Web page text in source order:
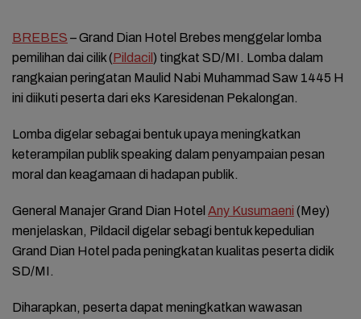
BREBES – Grand Dian Hotel Brebes menggelar lomba
pemilihan dai cilik (Pildacil ) tingkat SD/MI. Lomba dalam
rangkaian peringatan Maulid Nabi Muhammad Saw 1445 H
ini diikuti peserta dari eks Karesidenan Pekalongan.
Lomba digelar sebagai bentuk upaya meningkatkan
keterampilan publik speaking dalam penyampaian pesan
moral dan keagamaan di hadapan publik.
General Manajer Grand Dian Hotel Any Kusumaeni (Mey)
menjelaskan, Pildacil digelar sebagi bentuk kepedulian
Grand Dian Hotel pada peningkatan kualitas peserta didik
SD/MI.
Diharapkan, peserta dapat meningkatkan wawasan